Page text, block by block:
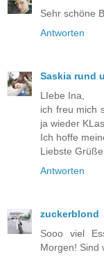
Sehr schöne
Antworten
Saskia rund
LIebe Ina,
ich freu mich
ja wieder
Ich hoffe
Liebste
Antworten
zuckerblond
Sooo viel
Morgen! Sind